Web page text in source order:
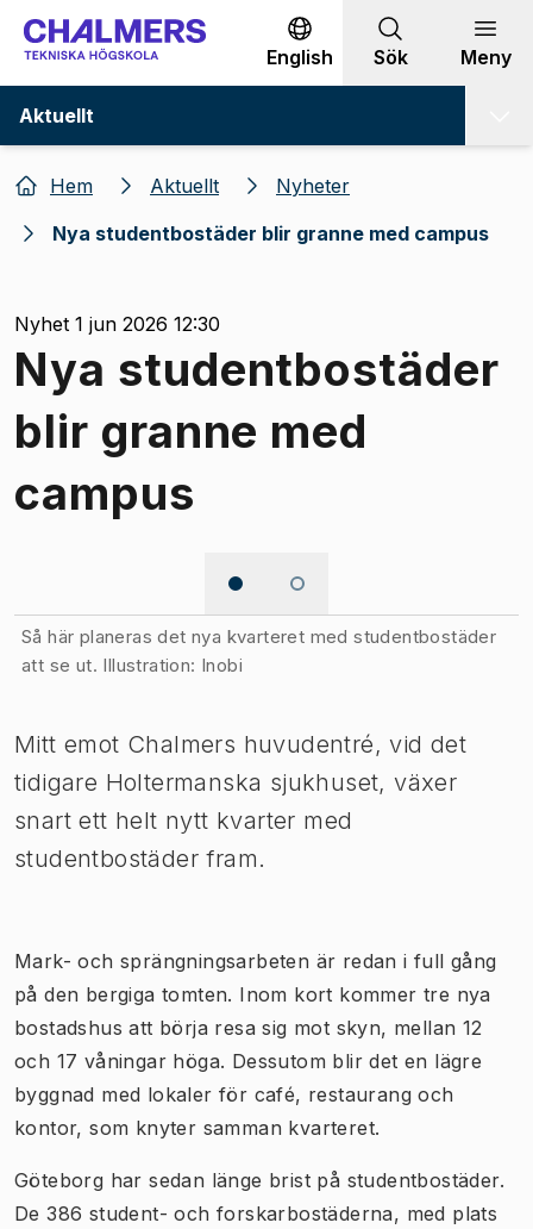
Gå till innehållet
English Sök Meny
Aktuellt
Hem Aktuellt
Nyheter
Nya studentbostäder blir granne med campus
Nyhet 1 jun 2026 12:30
Nya studentbostäder
blir granne med
campus
Så här planeras det nya kvarteret med studentbostäder
att se ut. Illustration: Inobi
Mitt emot Chalmers huvudentré, vid det
tidigare Holtermanska sjukhuset, växer
snart ett helt nytt kvarter med
studentbostäder fram.
Mark- och sprängningsarbeten är redan i full gång
på den bergiga tomten. Inom kort kommer tre nya
bostadshus att börja resa sig mot skyn, mellan 12
och 17 våningar höga. Dessutom blir det en lägre
byggnad med lokaler för café, restaurang och
kontor, som knyter samman kvarteret.
Göteborg har sedan länge brist på studentbostäder.
De 386 student- och forskarbostäderna, med plats